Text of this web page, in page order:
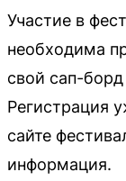
Участие в
необходима
свой сап-
Регистрация
сайте
информация.